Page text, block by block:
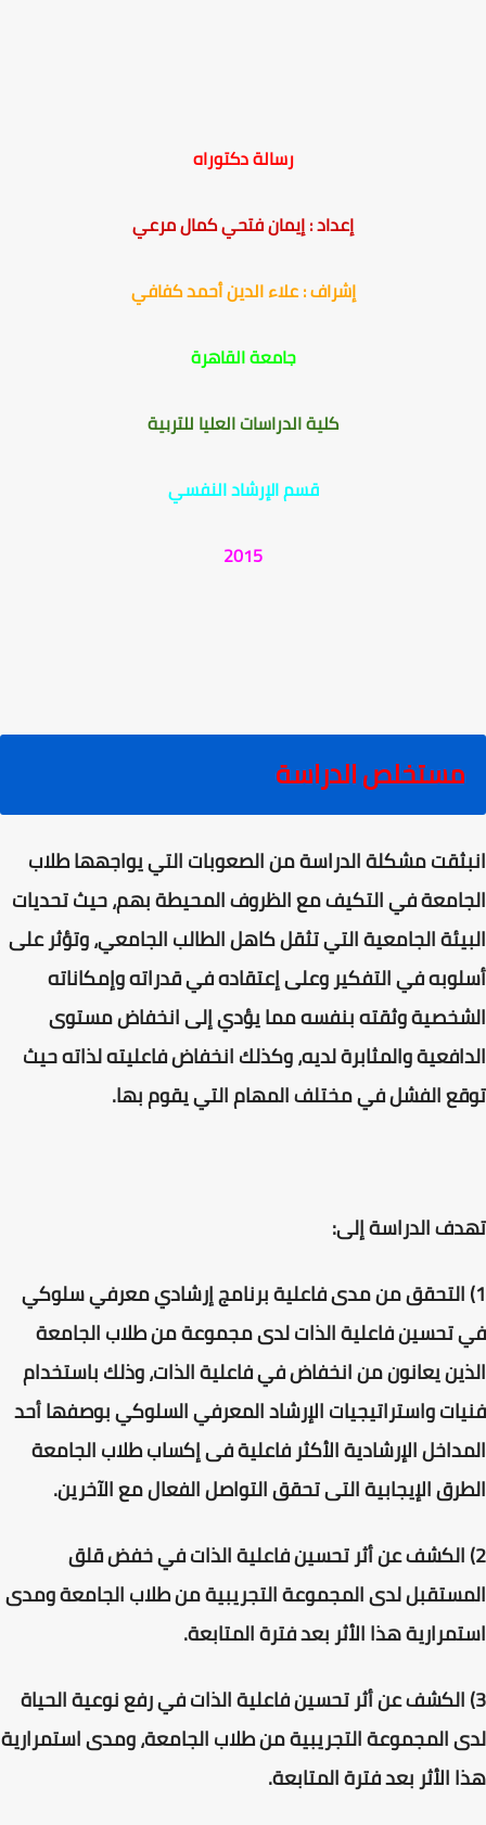
رسالة دكتوراه
إعداد : إيمان فتحي كمال مرعي
إشراف : علاء الدين أحمد كفافي
جامعة القاهرة
كلية الدراسات العليا للتربية
قسم الإرشاد النفسي
2015
مستخلص الدراسة
انبثقت مشكلة الدراسة من الصعوبات التي يواجهها طلاب
الجامعة في التكيف مع الظروف المحيطة بهم، حيث تحديات
البيئة الجامعية التي تثقل كاهل الطالب الجامعي، وتؤثر على
أسلوبه في التفكير وعلى إعتقاده في قدراته وإمكاناته
الشخصية وثقته بنفسه مما يؤدي إلى انخفاض مستوى
الدافعية والمثابرة لديه، وكذلك انخفاض فاعليته لذاته حيث
توقع الفشل في مختلف المهام التي يقوم بها.
تهدف الدراسة إلى:
1) التحقق من مدى فاعلية برنامج إرشادي معرفي سلوكي
في تحسين فاعلية الذات لدى مجموعة من طلاب الجامعة
الذين يعانون من انخفاض في فاعلية الذات، وذلك باستخدام
فنيات واستراتيجيات الإرشاد المعرفي السلوكي بوصفها أحد
المداخل الإرشادية الأكثر فاعلية فى إكساب طلاب الجامعة
الطرق الإيجابية التى تحقق التواصل الفعال مع الآخرين.
2) الكشف عن أثر تحسين فاعلية الذات في خفض قلق
المستقبل لدى المجموعة التجريبية من طلاب الجامعة ومدى
استمرارية هذا الأثر بعد فترة المتابعة.
3) الكشف عن أثر تحسين فاعلية الذات في رفع نوعية الحياة
لدى المجموعة التجريبية من طلاب الجامعة، ومدى استمرارية
هذا الأثر بعد فترة المتابعة.